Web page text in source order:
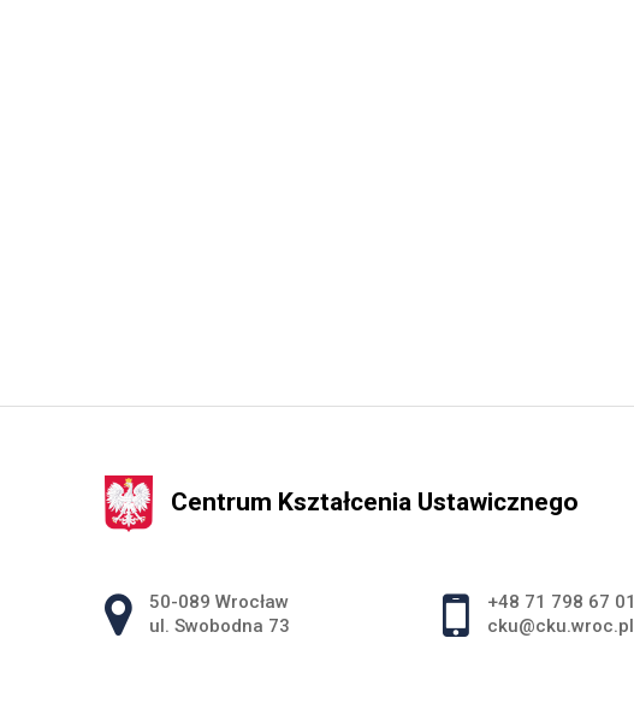
Centrum Kształcenia Ustawicznego
Adres pocztowy:
50-089 Wrocław
ul. Swobodna 73
+48 71 798 67 01
cku@cku.wroc.pl